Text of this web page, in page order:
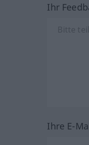
Ihr
Ihre E-